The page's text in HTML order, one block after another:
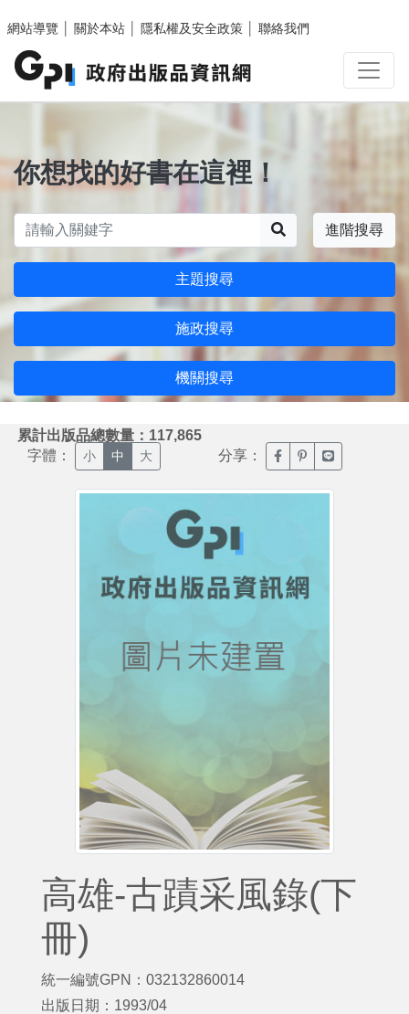
網站導覽
關於本站 隱私權及安全政策 聯絡我們
你想找的好書在這裡！
進階搜尋
主題搜尋
施政搜尋
機關搜尋
累計出版品總數量：117,865
字體： 小 中 大 分享： 臉書分享(另開新視窗)
噗浪分享(另開新
Line分享(另
高雄-古蹟采風錄(下
冊)
統一編號GPN：032132860014
出版日期：1993/04